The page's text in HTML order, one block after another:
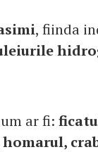
, fiinda
ar fi: